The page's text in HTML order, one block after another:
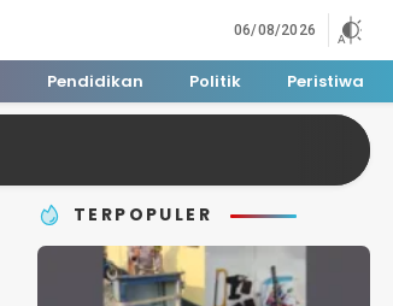
06/08/2026
Pendidikan Politik Peristiwa
TERPOPULER